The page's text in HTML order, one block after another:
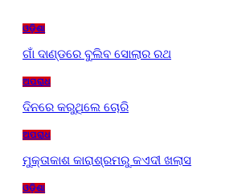
ଓଡ଼ିଶା
ଗାଁ ଦାଣ୍ଡରେ ବୁଲିବ ସୋଲାର ରଥ
ଅପରାଧ
ଦିନରେ କରୁଥିଲେ ଚୋରି
ଅପରାଧ
ମୁକ୍ତାକାଶ କାରାଶ୍ରମରୁ କଏଦୀ ଖଲାସ
ଓଡ଼ିଶା